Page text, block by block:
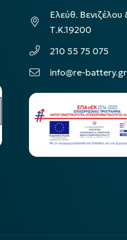
Ελεύθ.
Τ.Κ.19200
210 55 75 075
info@re-battery.gr